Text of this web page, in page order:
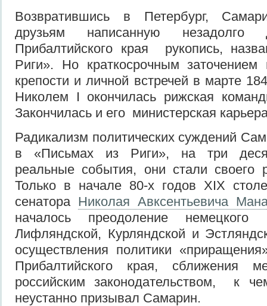
Возвратившись в Петербург,
друзьям написанную
Прибалтийского края рукопись,
Риги». Но краткосрочным заточением
крепости и личной встречей в марте
Николем I окончилась рижская
Закончилась и его министерская
Радикализм политических суждений
в «Письмах из Риги», на три
реальные события, они стали своего
Только в начале 80-х годов XIX
сенатора Николая Авксентьевича
началось преодоление
Лифляндской, Курляндской и
осуществления политики
Прибалтийского края, сближения
российским законодательством, к
неустанно призывал Самарин.